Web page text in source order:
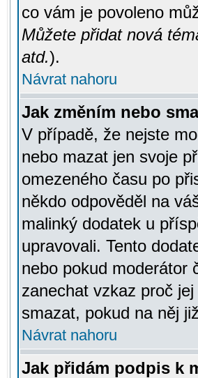
co vám je povoleno
Můžete přidat nová
atd.).
Návrat nahoru
Jak změním nebo
V případě, že nejste
nebo mazat jen svoje
omezeného času po
někdo odpověděl na
malinký dodatek u
upravovali. Tento
nebo pokud moderátor
zanechat vzkaz proč
smazat, pokud na něj
Návrat nahoru
Jak přidám podpis k